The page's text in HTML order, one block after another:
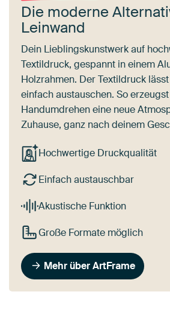
Die moderne
Leinwand
Dein Lieblingskunstwerk auf
Textildruck, gespannt in einem
Holzrahmen. Der Textildruck
einfach austauschen. So
Handumdrehen eine neue
Zuhause, ganz nach deinem
Hochwertige Druckqualität
Einfach austauschbar
Akustische Funktion
Große Formate möglich
Mehr über ArtFrame